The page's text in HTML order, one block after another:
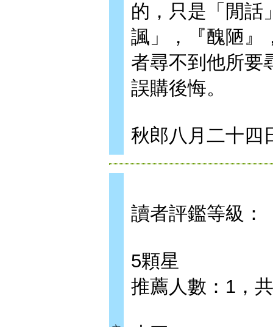
的，只是「閒話
諷」，『醜陋』
者尋不到他所要
誤購後悔。
秋郎八月二十四
讀者評鑑等級：
5顆星
推薦人數：1，